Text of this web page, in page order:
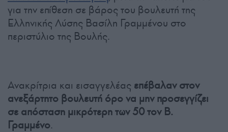
για την επίθεση σε βάρος του βουλευτή της
Ελληνικής Λύσης Βασίλη Γραμμένου στο
περιστύλιο της Βουλής.
Ανακρίτρια και εισαγγελέας επέβαλαν στον
ανεξάρτητο βουλευτή όρο να μην προσεγγίζει
σε απόσταση μικρότερη των 50 τον Β.
Γραμμένο.